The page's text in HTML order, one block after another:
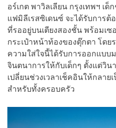
อร์เกต พาวิลเลียน กรุงเทพฯ เ
แฟมิลีเรสซิเดนซ์ จะได้รับการต้
ที่รออยู่บนเตียงสองชั้น พร้อมเ
กระเป๋าหน้าท้องของตุ๊กตา โดย
ความใส่ใจนี้ได้รับการออกแบบ
จินตนาการให้กับเด็กๆ ตั้งแต่วิน
เปลี่ยนช่วงเวลาเช็คอินให้กลา
สำหรับทั้งครอบครัว